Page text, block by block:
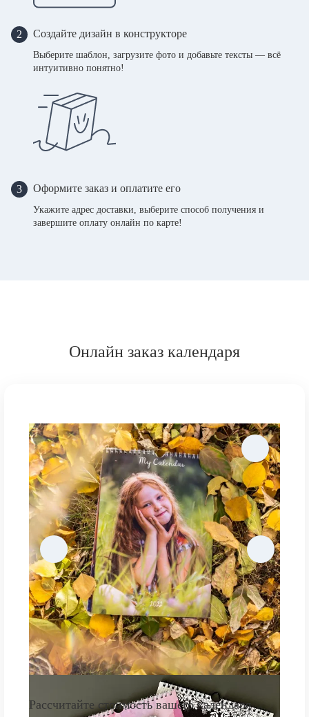
2 Создайте дизайн в конструкторе
Выберите шаблон, загрузите фото и добавьте тексты — всё
интуитивно понятно!
3 Оформите заказ и оплатите его
Укажите адрес доставки, выберите способ получения и
завершите оплату онлайн по карте!
Онлайн заказ календаря
Рассчитайте стоимость вашего календаря